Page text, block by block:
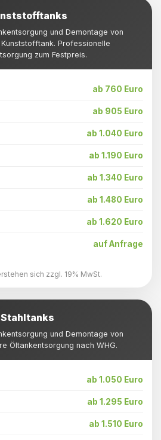
und Demontage von
Professionelle
zum Festpreis.
ab 760 Euro
ab 905 Euro
ab 1.040 Euro
ab 1.190 Euro
ab 1.340 Euro
ab 1.480 Euro
ab 1.620 Euro
auf Anfrage
sich zzgl. 19% MwSt.
Stahltanks
und Demontage von
Öltankentsorgung nach WHG.
ab 1.050 Euro
ab 1.295 Euro
ab 1.510 Euro